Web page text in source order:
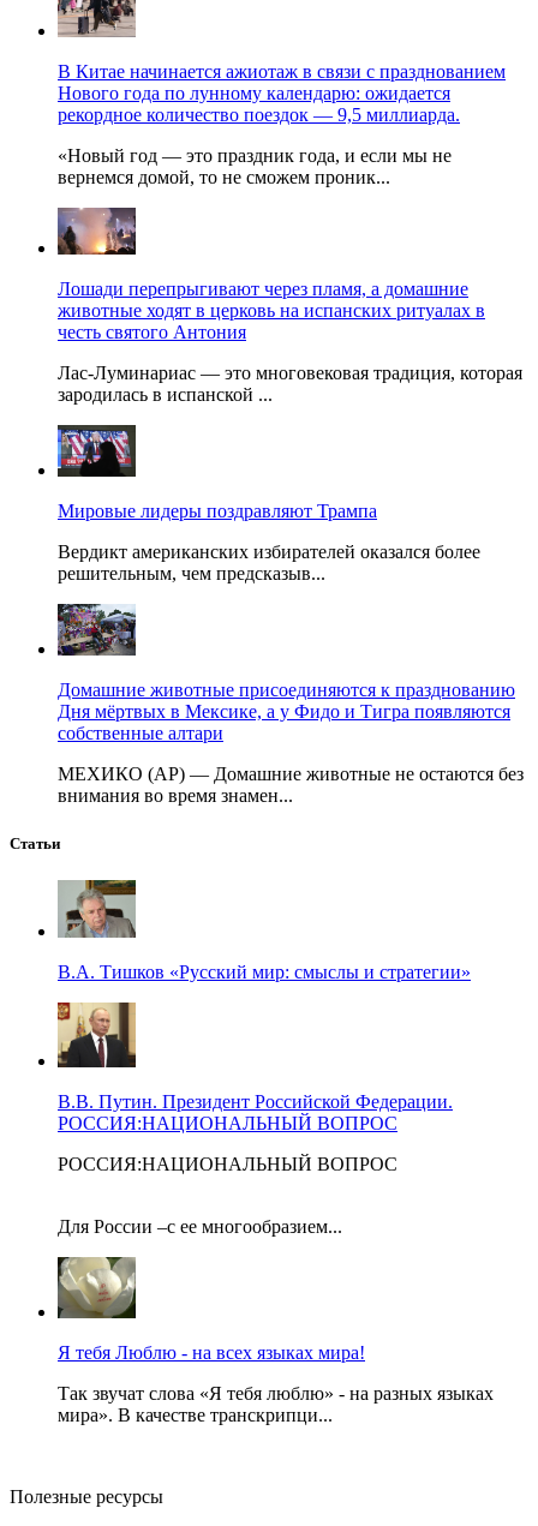
В Китае начинается ажиотаж в связи с празднованием
Нового года по лунному календарю: ожидается
рекордное количество поездок — 9,5 миллиарда.
«Новый год — это праздник года, и если мы не
вернемся домой, то не сможем проник...
Лошади перепрыгивают через пламя, а домашние
животные ходят в церковь на испанских ритуалах в
честь святого Антония
Лас-Луминариас — это многовековая традиция, которая
зародилась в испанской ...
Мировые лидеры поздравляют Трампа
Вердикт американских избирателей оказался более
решительным, чем предсказыв...
Домашние животные присоединяются к празднованию
Дня мёртвых в Мексике, а у Фидо и Тигра появляются
собственные алтари
МЕХИКО (AP) — Домашние животные не остаются без
внимания во время знамен...
Статьи
В.А. Тишков «Русский мир: смыслы и стратегии»
В.В. Путин. Президент Российской Федерации.
РОССИЯ:НАЦИОНАЛЬНЫЙ ВОПРОС
РОССИЯ:НАЦИОНАЛЬНЫЙ ВОПРОС
Для России –с ее многообразием...
Я тебя Люблю - на всех языках мира!
Так звучат слова «Я тебя люблю» - на разных языках
мира». В качестве транскрипци...
Полезные ресурсы